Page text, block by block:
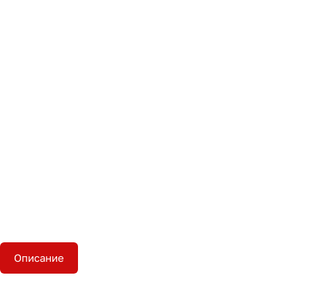
Описание